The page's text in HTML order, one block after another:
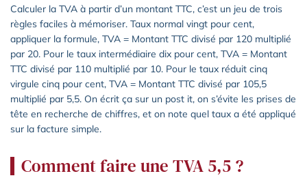
Calculer la TVA à partir d’un montant TTC, c’est un jeu de trois
règles faciles à mémoriser. Taux normal vingt pour cent,
appliquer la formule, TVA = Montant TTC divisé par 120 multiplié
par 20. Pour le taux intermédiaire dix pour cent, TVA = Montant
TTC divisé par 110 multiplié par 10. Pour le taux réduit cinq
virgule cinq pour cent, TVA = Montant TTC divisé par 105,5
multiplié par 5,5. On écrit ça sur un post it, on s’évite les prises de
tête en recherche de chiffres, et on note quel taux a été appliqué
sur la facture simple.
Comment faire une TVA 5,5 ?